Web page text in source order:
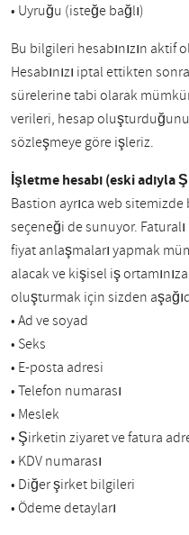
• Uyruğu (isteğe bağlı)
Bu bilgileri hesabınızın aktif
Hesabınızı iptal ettikten
sürelerine tabi olarak
verileri, hesap
sözleşmeye göre işleriz.
İşletme hesabı (eski adıyla
Bastion ayrıca web
seçeneği de sunuyor.
fiyat anlaşmaları yapmak
alacak ve kişisel iş
oluşturmak için sizden
• Ad ve soyad
• Seks
• E-posta adresi
• Telefon numarası
• Meslek
• Şirketin ziyaret ve fatura
• KDV numarası
• Diğer şirket bilgileri
• Ödeme detayları